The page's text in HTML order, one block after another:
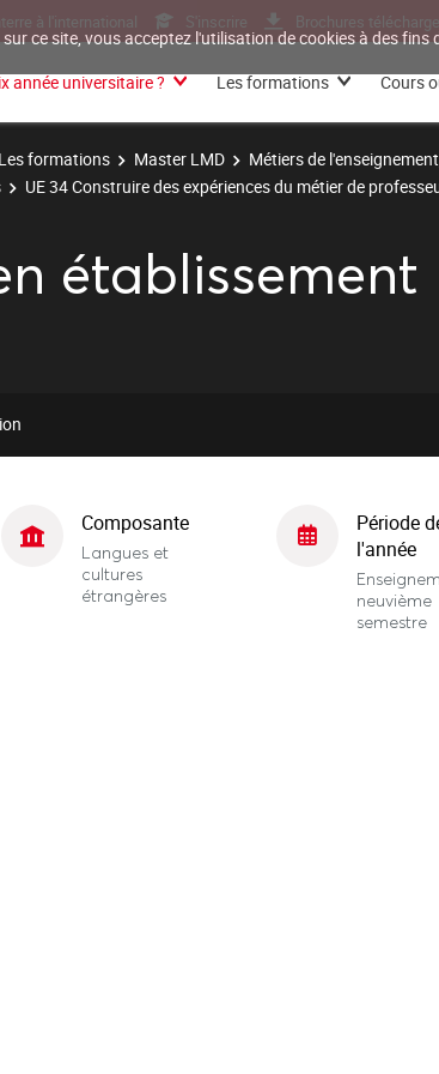
ce site, vous acceptez l'utilisation de cookies à des
à l'international S'inscrire Brochures
année universitaire ? Les formations Cours
Les formations Master LMD
Métiers de
UE 34 Construire des expériences du métier de
établissement
Composante
Langues et
cultures
étrangères
Période
l'année
neuvième
semestre